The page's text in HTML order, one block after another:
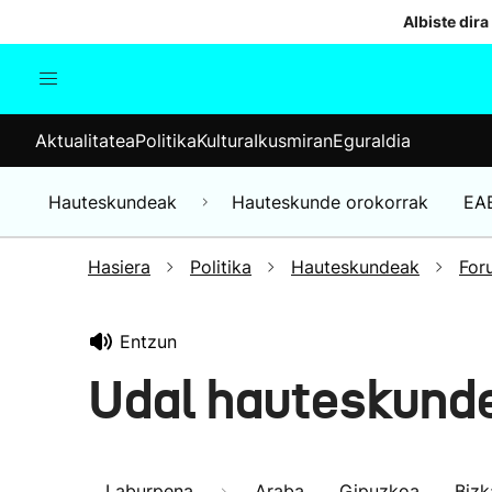
Albiste dira
Munduko albisteak
Hauteskundeak
AktualitateaPolitikaKulturaIkusmiranEguraldia
Hauteskundeak Hauteskunde orokorrak
Hasiera Politika Hauteskundeak
Entzun
Udal